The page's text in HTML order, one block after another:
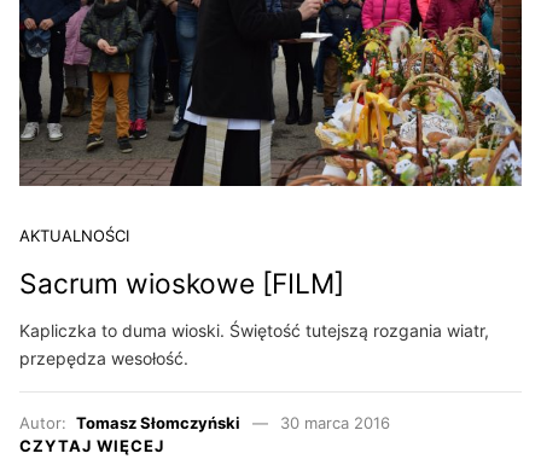
AKTUALNOŚCI
Sacrum wioskowe [FILM]
Kapliczka to duma wioski. Świętość tutejszą rozgania wiatr,
przepędza wesołość.
Autor: Tomasz Słomczyński
30 marca 2016
CZYTAJ WIĘCEJ